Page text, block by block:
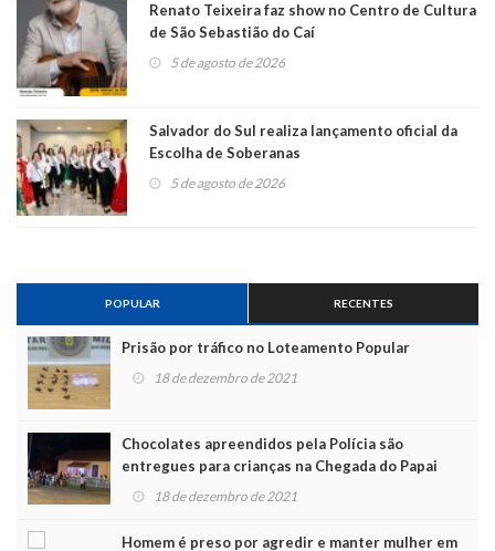
Renato Teixeira faz show no Centro de Cultura
de São Sebastião do Caí
5 de agosto de 2026
Salvador do Sul realiza lançamento oficial da
Escolha de Soberanas
5 de agosto de 2026
POPULAR RECENTES
Prisão por tráfico no Loteamento Popular
18 de dezembro de 2021
Chocolates apreendidos pela Polícia são
entregues para crianças na Chegada do Papai
Noel
18 de dezembro de 2021
Homem é preso por agredir e manter mulher em